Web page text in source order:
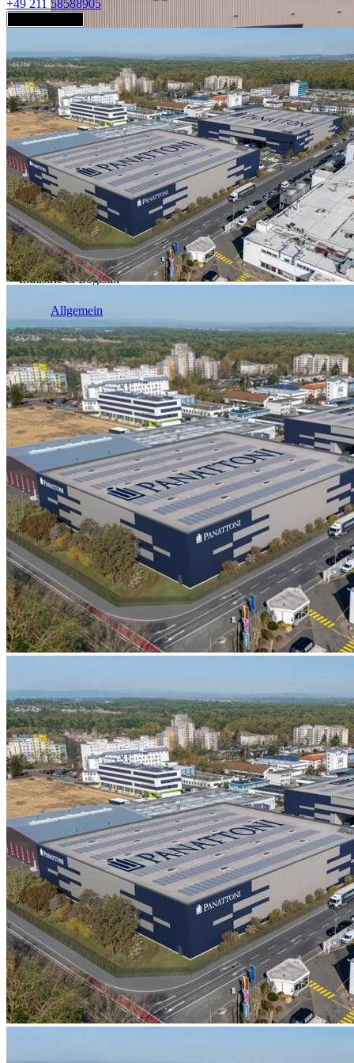
Industrie & Logistik
Allgemein
+49 211 58588905